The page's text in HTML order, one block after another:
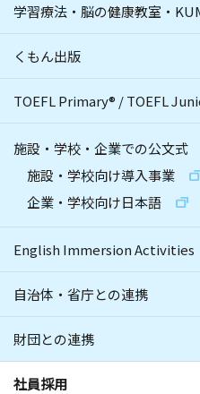
学習療法・脳の健康教室・
くもん出版
TOEFL Primary® /TOEFL
施設・学校・企業での公文式
施設・学校向け導入事業
企業・学校向け日本語
English Immersion Activities
自治体・省庁との連携
財団との連携
社員採用